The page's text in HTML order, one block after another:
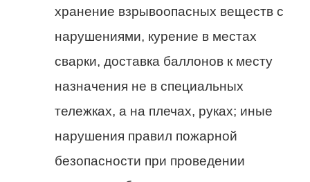
хранение взрывоопасных веществ с
нарушениями, курение в местах
сварки, доставка баллонов к месту
назначения не в специальных
тележках, а на плечах, руках; иные
нарушения правил пожарной
безопасности при проведении